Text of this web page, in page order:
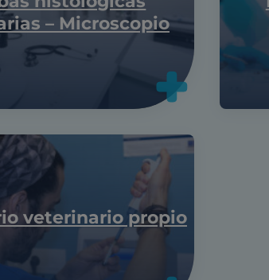
– Microscopio
veterinario propio